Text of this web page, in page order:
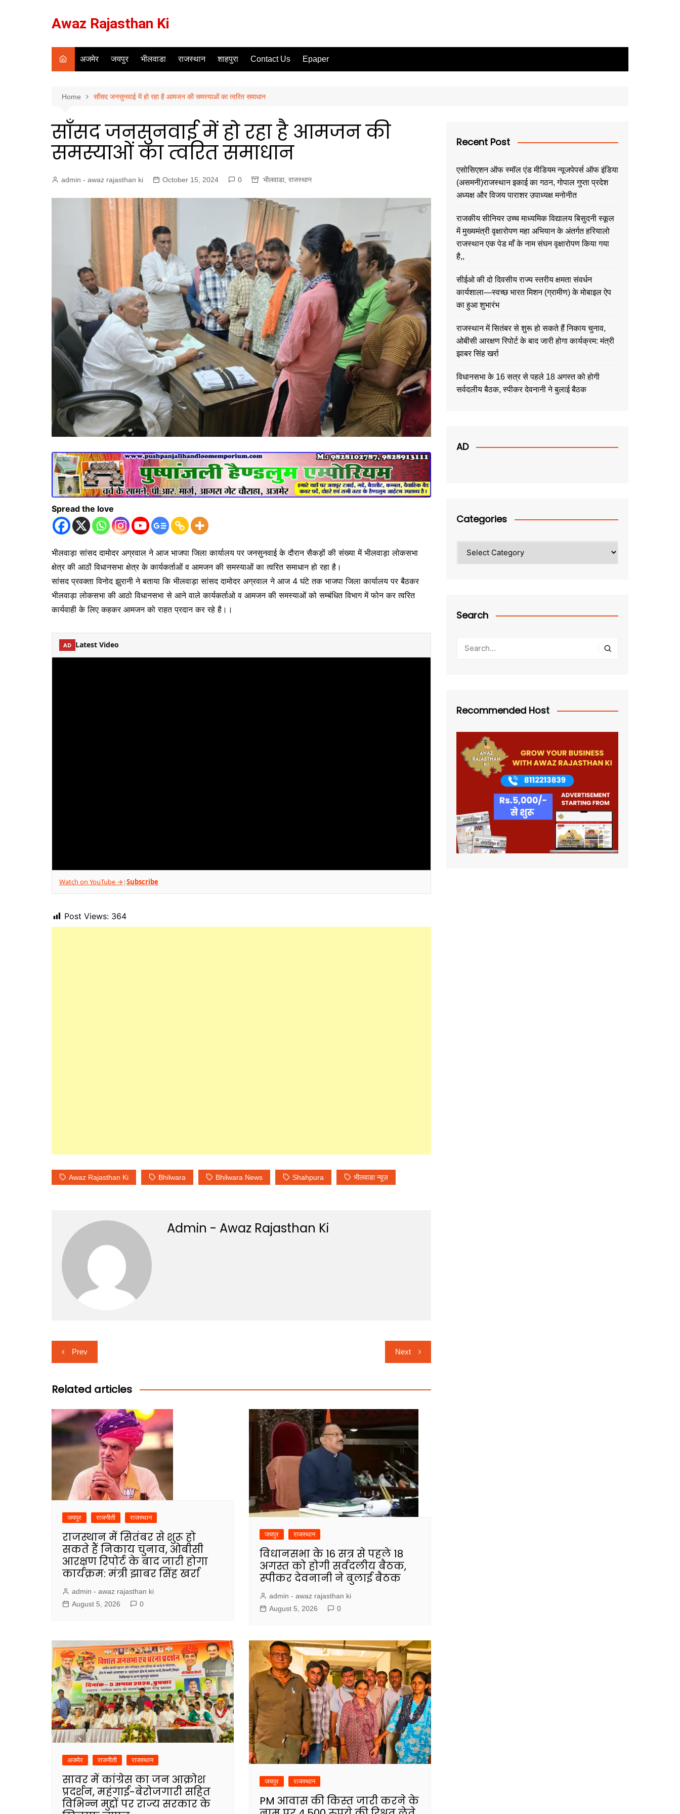
Awaz Rajasthan Ki
अजमेर जयपुर भीलवाडा राजस्थान शाहपुरा Contact Us Epaper
Home साँसद जनसुनवाई में हो रहा है आमजन की समस्याओं का त्वरित समाधान
साँसद जनसुनवाई में हो रहा है आमजन की
समस्याओं का त्वरित समाधान
admin - awaz rajasthan ki October 15, 2024 0 भीलवाडा, राजस्थान
Spread the love
भीलवाड़ा सांसद दामोदर अग्रवाल ने आज भाजपा जिला कार्यालय पर जनसुनवाई के दौरान सैकड़ों की संख्या में भीलवाड़ा लोकसभा
क्षेत्र की आठों विधानसभा क्षेत्र के कार्यकर्ताओं व आमजन की समस्याओं का त्वरित समाधान हो रहा है।
सांसद प्रवक्ता विनोद झुरानी ने बताया कि भीलवाड़ा सांसद दामोदर अग्रवाल ने आज 4 घंटे तक भाजपा जिला कार्यालय पर बैठकर
भीलवाड़ा लोकसभा की आठो विधानसभा से आने वाले कार्यकर्ताओ व आमजन की समस्याओं को सम्बंधित विभाग में फोन कर त्वरित
कार्यवाही के लिए कहकर आमजन को राहत प्रदान कर रहे है।।
AD Latest Video
Watch on YouTube → |Subscribe
Post Views: 364
Awaz Rajasthan Ki Bhilwara Bhilwara News Shahpura भीलवाडा न्यूज़
Admin - Awaz Rajasthan Ki
Post
navigation
Prev Next
Related articles
जयपुर राजनीती राजस्थान
राजस्थान में सितंबर से शुरू हो
सकते हैं निकाय चुनाव, ओबीसी
आरक्षण रिपोर्ट के बाद जारी होगा
कार्यक्रम: मंत्री झाबर सिंह खर्रा
admin - awaz rajasthan ki
August 5, 2026
0
जयपुर राजस्थान
विधानसभा के 16 सत्र से पहले 18
अगस्त को होगी सर्वदलीय बैठक,
स्पीकर देवनानी ने बुलाई बैठक
admin - awaz rajasthan ki
August 5, 2026
0
अजमेर राजनीती राजस्थान
सावर में कांग्रेस का जन आक्रोश
प्रदर्शन, महंगाई-बेरोजगारी सहित
विभिन्न मुद्दों पर राज्य सरकार के
जयपुर राजस्थान
PM आवास की किस्त जारी करने के
Recent Post
एसोसिएशन ऑफ स्मॉल एंड मीडियम न्यूजपेपर्स ऑफ इंडिया
(असमनी)राजस्थान इकाई का गठन, गोपाल गुप्ता प्रदेश
अध्यक्ष और विजय पाराशर उपाध्यक्ष मनोनीत
राजकीय सीनियर उच्च माध्यमिक विद्यालय बिसुदनी स्कूल
में मुख्यमंत्री वृक्षारोपण महा अभियान के अंतर्गत हरियालो
राजस्थान एक पेड माँ के नाम संघन वृक्षारोपण किया गया
है,,
सीईओ की दो दिवसीय राज्य स्तरीय क्षमता संवर्धन
कार्यशाला—स्वच्छ भारत मिशन (ग्रामीण) के मोबाइल ऐप
का हुआ शुभारंभ
राजस्थान में सितंबर से शुरू हो सकते हैं निकाय चुनाव,
ओबीसी आरक्षण रिपोर्ट के बाद जारी होगा कार्यक्रम: मंत्री
झाबर सिंह खर्रा
विधानसभा के 16 सत्र से पहले 18 अगस्त को होगी
सर्वदलीय बैठक, स्पीकर देवनानी ने बुलाई बैठक
AD
Categories
Search
Recommended Host